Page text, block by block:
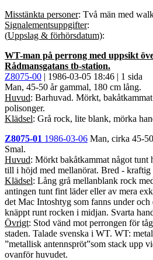
Misstänkta personer: Två män med
Signalementsuppgifter:
(Uppslag & förhörsdatum):
WT-man på perrong med uppsikt
Rådmansgatans tb-station.
Z8075-00 | 1986-03-05 18:46 | 1 sida
Man, 45-50 år gammal, 180 cm lång.
Huvud: Barhuvad. Mörkt,
polisonger.
Klädsel: Grå rock, lite blank, mörka
Z8075-01 1986-03-06 Man, cirka 45-
Smal.
Huvud: Mörkt bakåtkammat något tunt
till i höjd med mellanörat. Bred - kraftig
Klädsel: Lång grå mellanblank rock
antingen tunt fint läder eller av mera
det Mac Intoshtyg som fanns under
knäppt runt rocken i midjan. Svarta
Övrigt: Stod vänd mot perrongen för
staden. Talade svenska i WT. WT:
”metallisk antennspröt”som stack upp
ovanför huvudet.